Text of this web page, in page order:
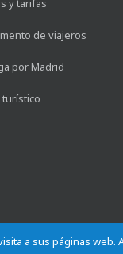
a sus páginas
y tarifas
de viajeros
por Madrid
turístico